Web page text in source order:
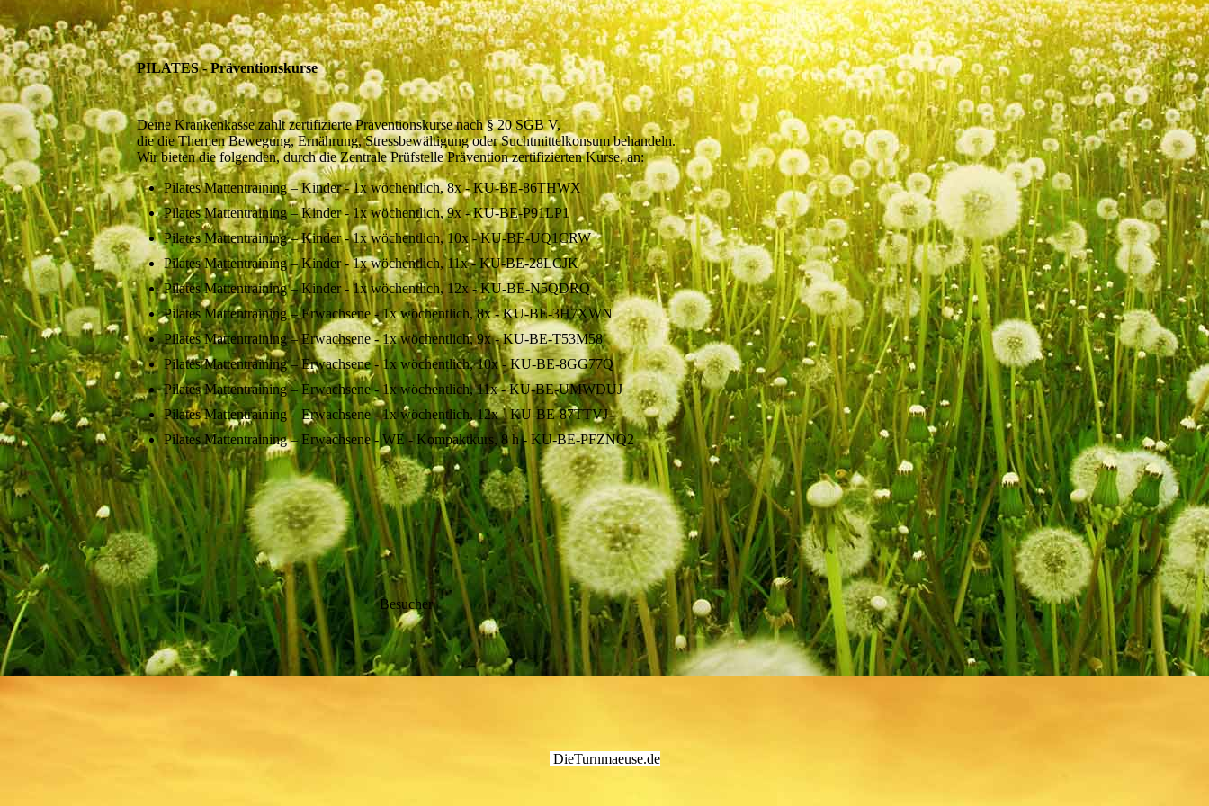
PILATES - Präventionskurse
Deine Krankenkasse zahlt zertifizierte Präventionskurse nach § 20 SGB V,
die die Themen Bewegung, Ernährung, Stressbewältigung oder Suchtmittelkonsum behandeln.
Wir bieten die folgenden, durch die Zentrale Prüfstelle Prävention zertifizierten Kurse, an:
Pilates Mattentraining – Kinder - 1x wöchentlich, 8x - KU-BE-86THWX
Pilates Mattentraining – Kinder - 1x wöchentlich, 9x - KU-BE-P91LP1
Pilates Mattentraining – Kinder - 1x wöchentlich, 10x - KU-BE-UQ1CRW
Pilates Mattentraining – Kinder - 1x wöchentlich, 11x - KU-BE-28LCJK
Pilates Mattentraining – Kinder - 1x wöchentlich, 12x - KU-BE-N5QDRQ
Pilates Mattentraining – Erwachsene - 1x wöchentlich, 8x - KU-BE-3H7XWN
Pilates Mattentraining – Erwachsene - 1x wöchentlich, 9x - KU-BE-T53M58
Pilates Mattentraining – Erwachsene - 1x wöchentlich, 10x - KU-BE-8GG77Q
Pilates Mattentraining – Erwachsene - 1x wöchentlich, 11x - KU-BE-UMWDUJ
Pilates Mattentraining – Erwachsene - 1x wöchentlich, 12x - KU-BE-87TTVJ
Pilates Mattentraining – Erwachsene - WE - Kompaktkurs, 8 h - KU-BE-PFZNQ2
Besucher
DieTurnmaeuse.de